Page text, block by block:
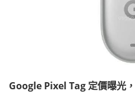
Google Pixel Tag 定價曝光